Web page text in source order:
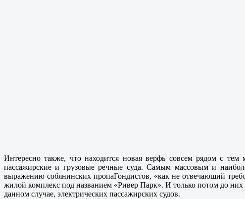
Интересно также, что находится новая верфь совсем рядом с
пассажирские и грузовые речные суда. Самым массовым и
выражению собянинских пропаГондистов, «как не отвечающий
жилой комплекс под названием «Ривер Парк». И только потом до
данном случае, электрических пассажирских судов.